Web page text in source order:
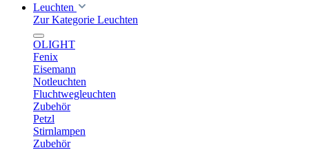
Leuchten
Zur Kategorie Leuchten
OLIGHT
Fenix
Eisemann
Notleuchten
Fluchtwegleuchten
Zubehör
Petzl
Stirnlampen
Zubehör